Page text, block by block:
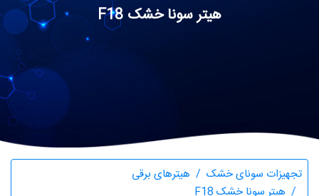
هیتر سونا خشک F18
تجهیزات سونای خشک
هیترهای برقی
هیتر سونا خشک F18